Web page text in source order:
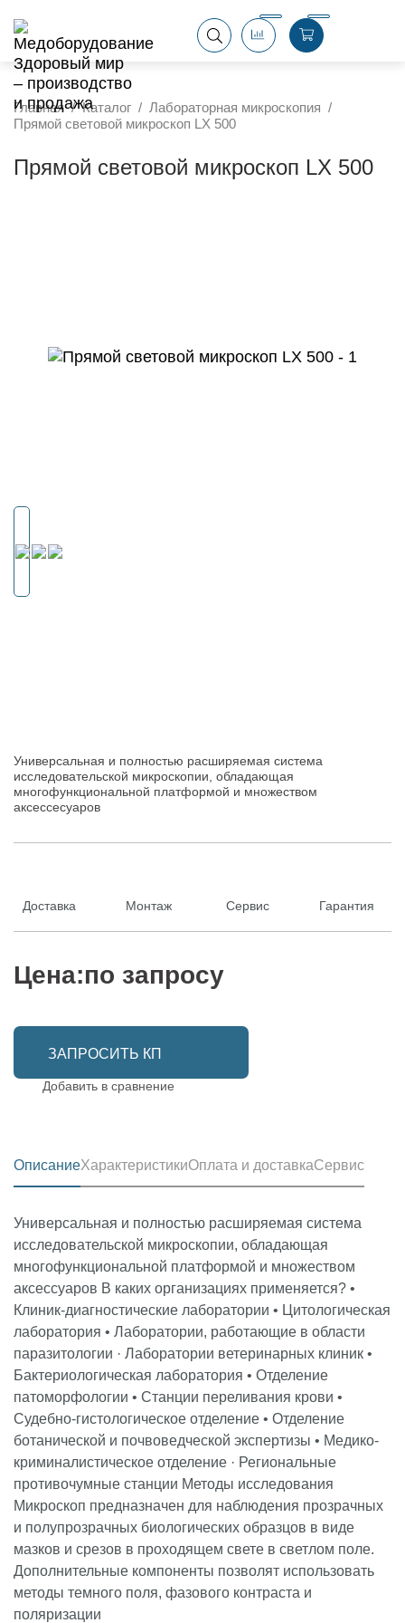
Главная Каталог
Лабораторная микроскопия
Прямой световой микроскоп LX 500
Прямой световой микроскоп LX 500
Универсальная и полностью расширяемая система
исследовательской микроскопии, обладающая
многофункциональной платформой и множеством
аксессeсуаров
Доставка Монтаж Сервис Гарантия
Цена:по запросу
Добавить в сравнение
ЗАПРОСИТЬ КП
ОписаниеХарактеристикиОплата и доставкаСервис
Универсальная и полностью расширяемая система
исследовательской микроскопии, обладающая
многофункциональной платформой и множеством
аксессуаров В каких организациях применяется? •
Клиник-диагностические лаборатории • Цитологическая
лаборатория • Лаборатории, работающие в области
паразитологии · Лаборатории ветеринарных клиник •
Бактериологическая лаборатория • Отделение
патоморфологии • Станции переливания крови •
Судебно-гистологическое отделение • Отделение
ботанической и почвоведческой экспертизы • Медико-
криминалистическое отделение · Региональные
противочумные станции Методы исследования
Микроскоп предназначен для наблюдения прозрачных
и полупрозрачных биологических образцов в виде
мазков и срезов в проходящем свете в светлом поле.
Дополнительные компоненты позволят использовать
методы темного поля, фазового контраста и
поляризации
Оптика
Окуляры
Установлены немецкие
стёкла Shott, высветленные
по технологии MaxLite
Фокусируемый
широкопольный окуляр
окуляр* 10x/22 мм, со
складной окулярной
раковиной
Объективы
Объективы серии RP,
скорректированные на
бесконечность стандарта DIN
планахроматы* 4x (рабочее
расстояние - 30,0 мм), 10x
мм), 40x (рабочее
расстояние - 0,65 мм), 100x
(рабочее расстояние - 0,23
мм) (подпружиненные,
масляные),
Установлены немецкие
Оплата по безналичному расчёту
Оплата по безналичному расчету производится путем
перечисления денежных средств с расчетного счета
покупателя на расчетный счет ООО «Здоровый мир» по
предварительно выставленному счёту.
Подробнее смотрите в разделеОплата.
Лизинг
У нас можно также оформить лизинг на определенные
группы товаров. Оставьте заявку на лизинг, менеджер
свяжется с вами в течение 4 часов.
Подробнее об условиях предоставления услуги в
разделе Лизинг.
Доставка транспортной компанией
Деловые линии
Сервисное обслуживание и ремонт продукции от
производственного предприятия ООО "Здоровый мир"
производится собственной сервисной службой:
гарантия качественного ремонта - только
оригинальные комплектующие
авторизация от официальных
производителей оборудования
ежегодная сертификация специалистов нашей
сервисной службы
высококвалифицированные инженеры с опытом
работы более 10 лет
Ремонт без простоя:
Все комплектующие в наличии на складе.
Подменное оборудование на время диагностики и
ремонта основного.
Гарантия